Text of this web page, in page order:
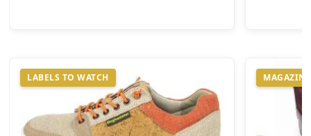
LABELS TO WATCH MAGAZIN